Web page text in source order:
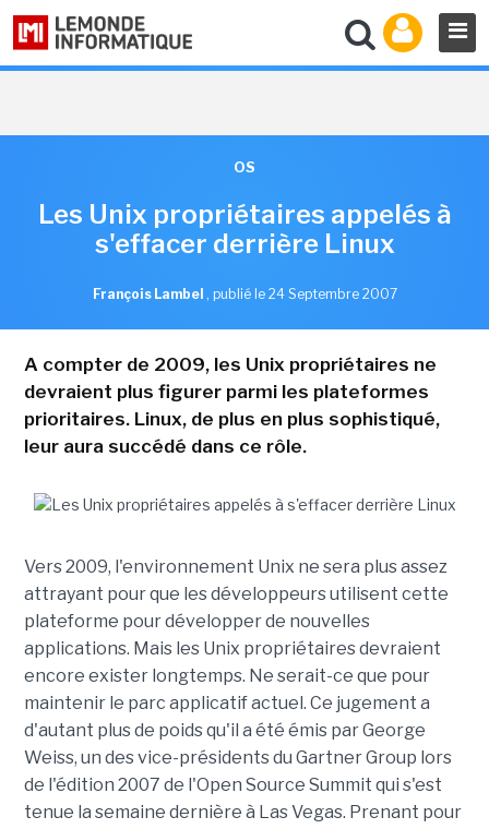
OS
Les Unix propriétaires appelés à
s'effacer derrière Linux
François Lambel , publié le 24 Septembre 2007
A compter de 2009, les Unix propriétaires ne
devraient plus figurer parmi les plateformes
prioritaires. Linux, de plus en plus sophistiqué,
leur aura succédé dans ce rôle.
Vers 2009, l'environnement Unix ne sera plus assez
attrayant pour que les développeurs utilisent cette
plateforme pour développer de nouvelles
applications. Mais les Unix propriétaires devraient
encore exister longtemps. Ne serait-ce que pour
maintenir le parc applicatif actuel. Ce jugement a
d'autant plus de poids qu'il a été émis par George
Weiss, un des vice-présidents du Gartner Group lors
de l'édition 2007 de l'Open Source Summit qui s'est
tenue la semaine dernière à Las Vegas. Prenant pour